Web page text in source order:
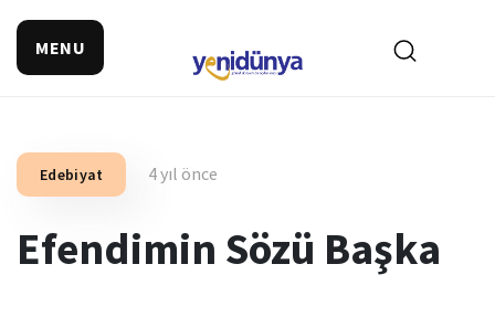
MENU
Edebiyat 4 yıl önce
Efendimin Sözü Başka